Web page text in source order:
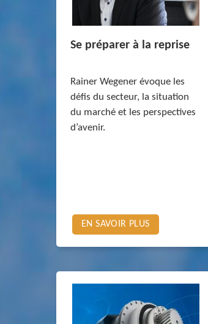
Se préparer à la reprise
Rainer Wegener évoque les
défis du secteur, la situation
du marché et les perspectives
d’avenir.
EN SAVOIR PLUS